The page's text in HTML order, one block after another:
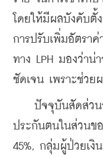
โดยให้มีผลบังคับตั้
การปรับเพิ่มอัตรา
ทาง LPH มองว่าน่
ชัดเจน เพราะช่วย
ปัจจุบันสัดส่วนร
ประกันตนในส่วนข
45%, กลุ่มผู้ป่วยเงิ